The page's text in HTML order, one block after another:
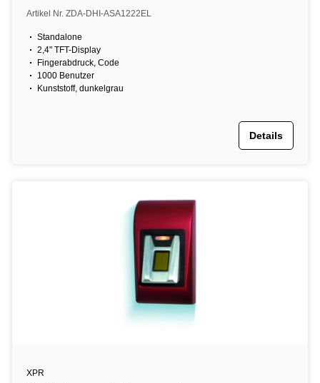
TFT, dunkelgrau
Artikel Nr. ZDA-DHI-ASA1222EL
Standalone
2,4" TFT-Display
Fingerabdruck, Code
1000 Benutzer
Kunststoff, dunkelgrau
Details
XPR